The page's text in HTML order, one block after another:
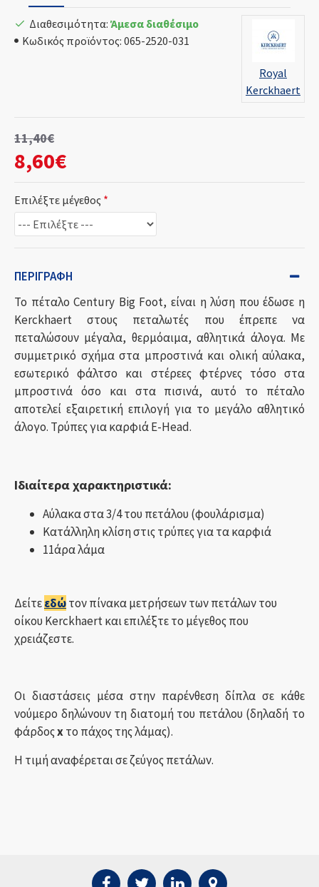
8,60€
11,40€
Διαθεσιμότητα: Άμεσα διαθέσιμο
Κωδικός προϊόντος: 065-2520-031
Royal
Kerckhaert
Επιλέξτε μέγεθος
ΠΕΡΙΓΡΑΦΉ
Το πέταλο Century Big Foot, είναι η λύση που έδωσε η
Kerckhaert στους πεταλωτές που έπρεπε να
πεταλώσουν μέγαλα, θερμόαιμα, αθλητικά άλογα. Με
συμμετρικό σχήμα στα μπροστινά και ολική αύλακα,
εσωτερικό φάλτσο και στέρεες φτέρνες τόσο στα
μπροστινά όσο και στα πισινά, αυτό το πέταλο
αποτελεί εξαιρετική επιλογή για το μεγάλο αθλητικό
άλογο. Τρύπες για καρφιά E-Head.
Ιδιαίτερα χαρακτηριστικά:
Αύλακα στα 3/4 του πετάλου (φουλάρισμα)
Κατάλληλη κλίση στις τρύπες για τα καρφιά
11άρα λάμα
Δείτεεδώτον πίνακα μετρήσεων των πετάλων του
οίκου Kerckhaert και επιλέξτε το μέγεθος που
χρειάζεστε.
Οι διαστάσεις μέσα στην παρένθεση δίπλα σε κάθε
νούμερο δηλώνουν τη διατομή του πετάλου (δηλαδή το
φάρδοςxτο πάχος της λάμας).
Η τιμή αναφέρεται σε ζεύγος πετάλων.